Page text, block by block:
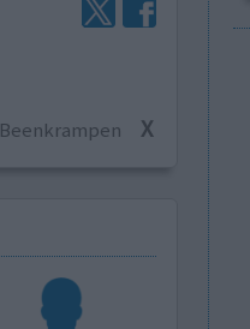
Beenkrampen X